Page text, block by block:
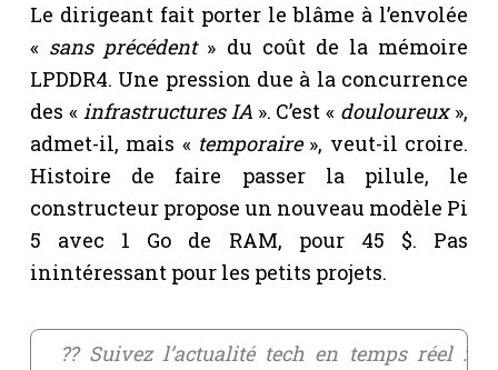
Le dirigeant fait porter le blâme à l’envolée
« sans précédent» du coût de la mémoire
LPDDR4. Une pression due à la concurrence
des « infrastructures IA». C’est « douloureux»,
admet-il, mais « temporaire», veut-il croire.
Histoire de faire passer la pilule, le
constructeur propose un nouveau modèle Pi
5 avec 1 Go de RAM, pour 45 $. Pas
inintéressant pour les petits projets.
?? Suivez l’actualité tech en temps réel :